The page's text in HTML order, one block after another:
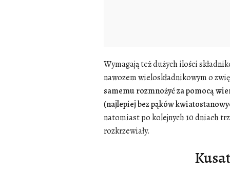
Wymagają też dużych ilości
nawozem wieloskładnikowym o
samemu rozmnożyć za pomocą
(najlepiej bez pąków
natomiast po kolejnych 10 dniach
rozkrzewiały.